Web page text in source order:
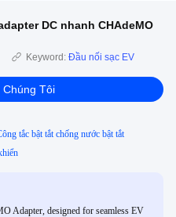
DC nhanh CHAdeMO
Keyword: Đầu nối sạc EV
Chúng Tôi
tắc bật tắt chống nước bật tắt
Adapter, designed for seamless EV